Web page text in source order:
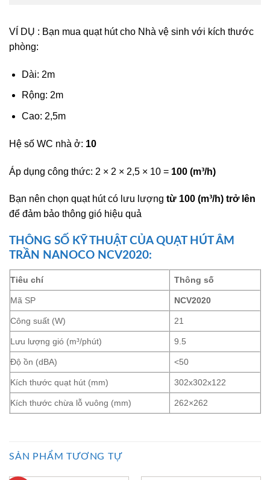
VÍ DỤ : Bạn mua quạt hút cho Nhà vệ sinh với kích thước
phòng:
Dài: 2m
Rộng: 2m
Cao: 2,5m
Hệ số WC nhà ở: 10
Áp dụng công thức: 2 × 2 × 2,5 × 10 = 100 (m³/h)
Bạn nên chọn quạt hút có lưu lượng từ 100 (m³/h) trở lên
để đảm bảo thông gió hiệu quả
THÔNG SỐ KỸ THUẬT CỦA QUẠT HÚT ÂM
TRẦN NANOCO NCV2020:
Tiêu chí Thông số
Mã SP NCV2020
Công suất (W) 21
Lưu lượng gió (m³/phút) 9.5
Độ ồn (dBA) <50
Kích thước quạt hút (mm) 302x302x122
Kích thước chừa lỗ vuông (mm) 262×262
SẢN PHẨM TƯƠNG TỰ